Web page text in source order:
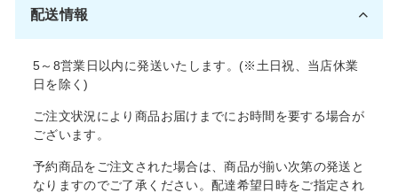
配送情報
5～8営業日以内に発送いたします。(※土日祝、当店休業
日を除く)
ご注文状況により商品お届けまでにお時間を要する場合が
ございます。
予約商品をご注文された場合は、商品が揃い次第の発送と
なりますのでご了承ください。配達希望日時をご指定され